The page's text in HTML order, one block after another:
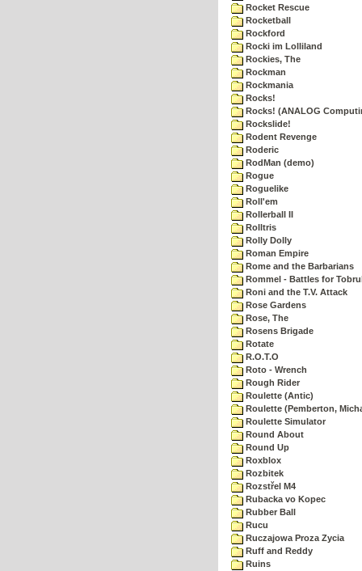
Rocket Rescue
Rocketball
Rockford
Rocki im Lolliland
Rockies, The
Rockman
Rockmania
Rocks!
Rocks! (ANALOG
Rockslide!
Rodent Revenge
Roderic
RodMan (demo)
Rogue
Roguelike
Roll'em
Rollerball II
Rolltris
Rolly Dolly
Roman Empire
Rome and the Barbarians
Rommel - Battles for
Roni and the T.V. Attack
Rose Gardens
Rose, The
Rosens Brigade
Rotate
R.O.T.O
Roto - Wrench
Rough Rider
Roulette (Antic)
Roulette (Pemberton,
Roulette Simulator
Round About
Round Up
Roxblox
Rozbitek
Rozstřel M4
Rubacka vo Kopec
Rubber Ball
Rucu
Ruczajowa Proza Zycia
Ruff and Reddy
Ruins